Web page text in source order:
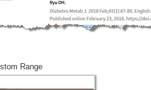
Range